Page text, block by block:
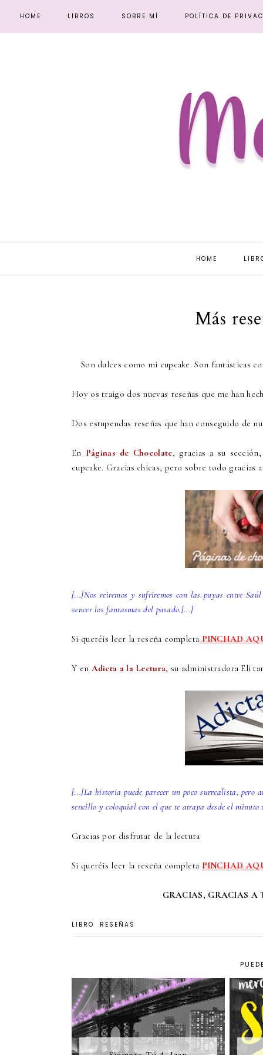
HOME LIBROS SOBRE MÍ POLÍTICA DE
HOME
Más
Son dulces como mi cupcake. Son fantásticas
Hoy os traigo dos nuevas reseñas que me han
Dos estupendas reseñas que han conseguido de
En Páginas de Chocolate, gracias a su
cupcake. Gracias chicas, pero sobre todo gracias
[...]Nos reiremos y sufriremos con las puyas entre
vencer los fantasmas del pasado.[...]
Si queréis leer la reseña completaPINCHAD
Y en Adicta a la Lectura, su administradora Eli
[...]La historia puede parecer un poco surrealista,
sencillo y coloquial con el que te atrapa desde el minuto
Gracias por disfrutar de la lectura
Si queréis leer la reseña completa PINCHAD
GRACIAS, GRACIAS A
LIBRO RESEÑAS